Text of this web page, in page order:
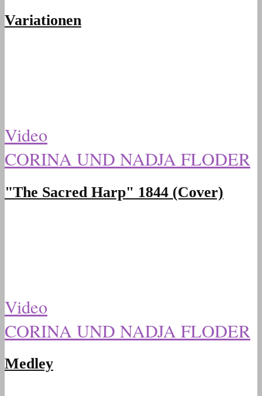
Variationen
Video
CORINA UND NADJA FLODER
"The Sacred Harp" 1844 (Cover)
Video
CORINA UND NADJA FLODER
Medley